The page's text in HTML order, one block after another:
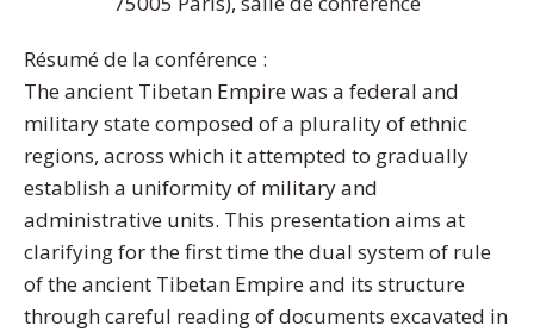
Résumé de la conférence :
The ancient Tibetan Empire was a federal and
military state composed of a plurality of ethnic
regions, across which it attempted to gradually
establish a uniformity of military and
administrative units. This presentation aims at
clarifying for the first time the dual system of rule
of the ancient Tibetan Empire and its structure
through careful reading of documents excavated in